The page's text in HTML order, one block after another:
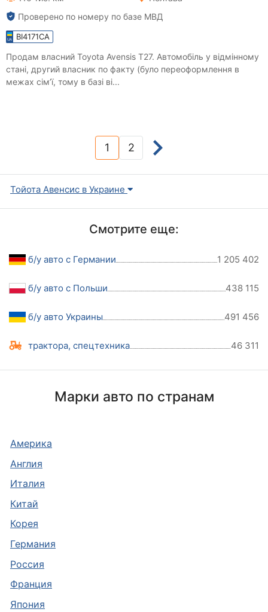
Проверено по номеру по базе МВД
BI4171CA
Продам власний Toyota Avensis T27. Автомобіль у відмінному
стані, другий власник по факту (було переоформлення в
межах сім’ї, тому в базі ві...
1(current)
2
Тойота Авенсис в Украине
Смотрите еще:
б/у авто с Германии 1 205 402
б/у авто с Польши 438 115
б/у авто Украины 491 456
трактора, спецтехника 46 311
Марки авто по странам
Америка
Англия
Италия
Китай
Корея
Германия
Россия
Франция
Япония